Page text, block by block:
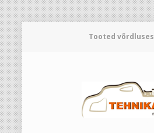
Tooted võrdluses